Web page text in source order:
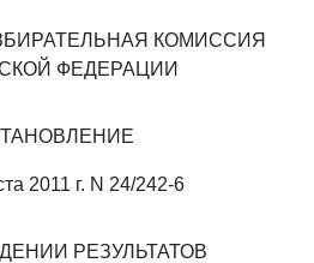
КОМИССИЯ
ФЕДЕРАЦИИ
2011 г. N 24/242-6
РЕЗУЛЬТАТОВ